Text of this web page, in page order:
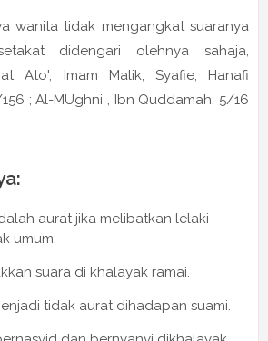
wanita tidak mengangkat suaranya
didengari olehnya sahaja,
Ato', Imam Malik, Syafie, Hanafi
; Al-MUghni , Ibn Quddamah, 5/16
aurat jika melibatkan lelaki
umum.
suara di khalayak ramai.
tidak aurat dihadapan suami.